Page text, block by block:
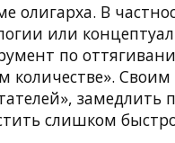
олигарха. В
или
по
количестве».
слишком